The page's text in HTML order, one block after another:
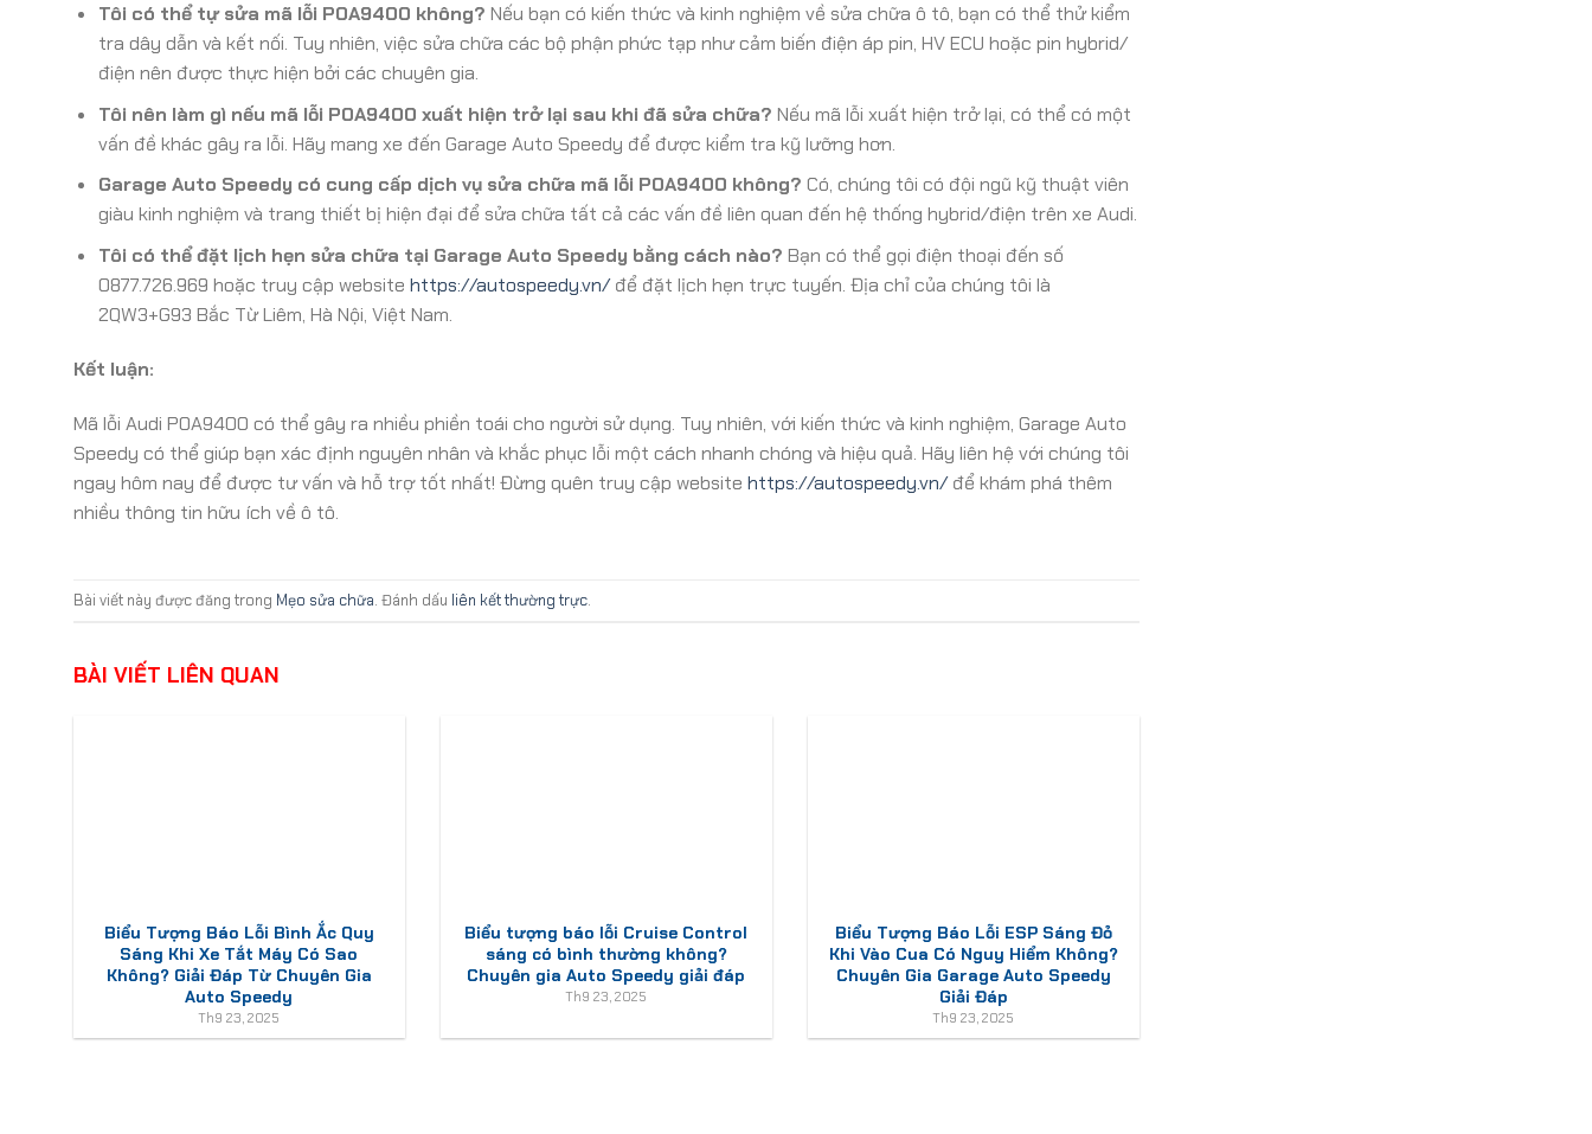
Tôi có thể tự sửa mã lỗi P0A9400 không? Nếu bạn có kiến thức và kinh nghiệm về sửa chữa ô tô, bạn có thể thử kiểm
tra dây dẫn và kết nối. Tuy nhiên, việc sửa chữa các bộ phận phức tạp như cảm biến điện áp pin, HV ECU hoặc pin hybrid/
điện nên được thực hiện bởi các chuyên gia.
Tôi nên làm gì nếu mã lỗi P0A9400 xuất hiện trở lại sau khi đã sửa chữa? Nếu mã lỗi xuất hiện trở lại, có thể có một
vấn đề khác gây ra lỗi. Hãy mang xe đến Garage Auto Speedy để được kiểm tra kỹ lưỡng hơn.
Garage Auto Speedy có cung cấp dịch vụ sửa chữa mã lỗi P0A9400 không? Có, chúng tôi có đội ngũ kỹ thuật viên
giàu kinh nghiệm và trang thiết bị hiện đại để sửa chữa tất cả các vấn đề liên quan đến hệ thống hybrid/điện trên xe Audi.
Tôi có thể đặt lịch hẹn sửa chữa tại Garage Auto Speedy bằng cách nào? Bạn có thể gọi điện thoại đến số
0877.726.969 hoặc truy cập website https://autospeedy.vn/để đặt lịch hẹn trực tuyến. Địa chỉ của chúng tôi là
2QW3+G93 Bắc Từ Liêm, Hà Nội, Việt Nam.
Kết luận:
Mã lỗi Audi P0A9400 có thể gây ra nhiều phiền toái cho người sử dụng. Tuy nhiên, với kiến thức và kinh nghiệm, Garage Auto
Speedy có thể giúp bạn xác định nguyên nhân và khắc phục lỗi một cách nhanh chóng và hiệu quả. Hãy liên hệ với chúng tôi
ngay hôm nay để được tư vấn và hỗ trợ tốt nhất! Đừng quên truy cập website https://autospeedy.vn/để khám phá thêm
nhiều thông tin hữu ích về ô tô.
Bài viết này được đăng trong Mẹo sửa chữa. Đánh dấu liên kết thường trực.
BÀI VIẾT LIÊN QUAN
Biểu Tượng Báo Lỗi Bình Ắc Quy
Sáng Khi Xe Tắt Máy Có Sao
Không? Giải Đáp Từ Chuyên Gia
Auto Speedy
Th9 23, 2025
Biểu tượng báo lỗi Cruise Control
sáng có bình thường không?
Chuyên gia Auto Speedy giải đáp
Th9 23, 2025
Biểu Tượng Báo Lỗi ESP Sáng Đỏ
Khi Vào Cua Có Nguy Hiểm Không?
Chuyên Gia Garage Auto Speedy
Giải Đáp
Th9 23, 2025